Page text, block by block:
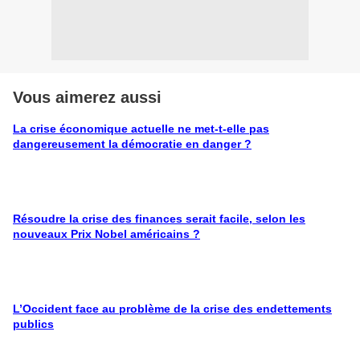
Vous aimerez aussi
La crise économique actuelle ne met-t-elle pas
dangereusement la démocratie en danger ?
Résoudre la crise des finances serait facile, selon les
nouveaux Prix Nobel américains ?
L’Occident face au problème de la crise des endettements
publics